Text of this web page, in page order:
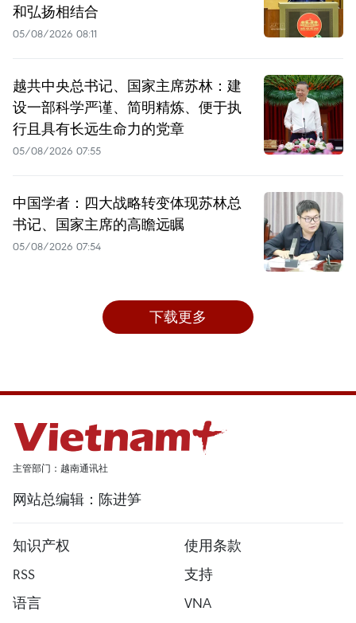
和弘扬相结合
05/08/2026 08:11
越共中央总书记、国家主席苏林：建
设一部科学严谨、简明精炼、便于执
行且具有长远生命力的党章
05/08/2026 07:55
中国学者：四大战略转变体现苏林总
书记、国家主席的高瞻远瞩
05/08/2026 07:54
下载更多
主管部门：越南通讯社
网站总编辑：陈进笋
知识产权
使用条款
RSS
支持
语言
VNA